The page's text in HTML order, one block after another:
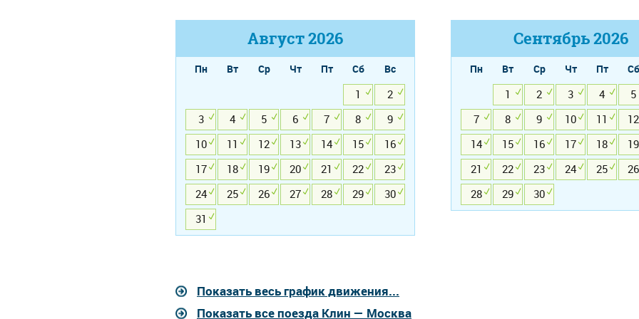
Август2026
Пн Вт Ср Чт Пт Сб
Вс
1
2
3
4 5 6 7 8
9
10
11 12 13 14 15
16
17
18 19 20 21 22
23
24
25 26 27 28 29
30
31
Сентябрь2026
Пн Вт Ср Чт Пт Сб
1
2 3 4 5
7
8 9 10 11 12
14
15 16 17 18 19
21
22 23 24 25 26
28
29 30
Показать весь график движения...
Показать все поезда Клин — Москва